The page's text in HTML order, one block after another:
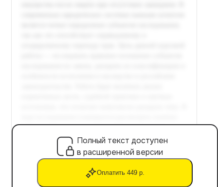
Полный текст доступен
в расширенной версии
Оплатить 449 р.